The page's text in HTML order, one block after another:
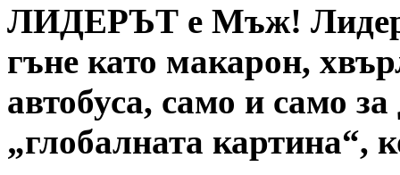
ЛИДЕРЪТ е Мъж!
гъне като макарон,
автобуса, само и само
„глобалната картина“,